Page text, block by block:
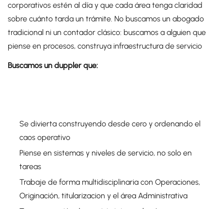
corporativos estén al día y que cada área tenga claridad
sobre cuánto tarda un trámite. No buscamos un abogado
tradicional ni un contador clásico: buscamos a alguien que
piense en procesos, construya infraestructura de servicio
Buscamos un duppler que:
Se divierta construyendo desde cero y ordenando el
caos operativo
Piense en sistemas y niveles de servicio, no solo en
tareas
Trabaje de forma multidisciplinaria con Operaciones,
Originación, titularizacion y el área Administrativa